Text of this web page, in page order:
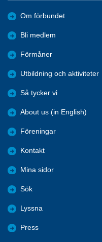
Om förbundet
Bli medlem
Förmåner
Utbildning och aktiviteter
Så tycker vi
About us (in English)
Föreningar
Kontakt
Mina sidor
Sök
Lyssna
Press